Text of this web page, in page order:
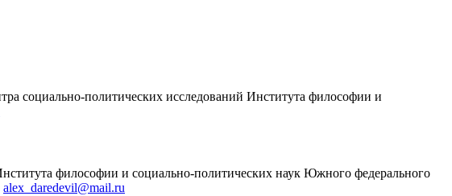
социально-политических исследований Института философии и
философии и социально-политических наук Южного федерального
alex_daredevil@mail.ru